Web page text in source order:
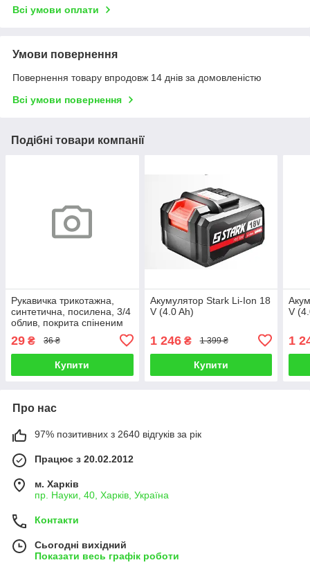
Всі умови оплати
Умови повернення
Повернення товару впродовж 14 днів за домовленістю
Всі умови повернення
Подібні товари компанії
Рукавичка трикотажна,
синтетична, посилена, 3/4
облив, покрита спіненим
латексом синього кольору,
покриття
29 ₴ 36 ₴
Купити
Акумулятор Stark Li-Ion 18
V (4.0 Ah)
1 246₴ 1 399 ₴
Купити
V
1
Про нас
97% позитивних з 2640 відгуків за рік
Працює з 20.02.2012
м. Харків
пр. Науки, 40, Харків, Україна
Контакти
Сьогодні вихідний
Показати весь графік роботи